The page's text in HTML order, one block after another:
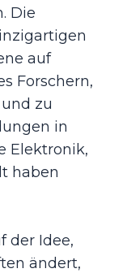
Die
auf
Forschern,
zu
in
Elektronik,
haben
der Idee,
ändert,